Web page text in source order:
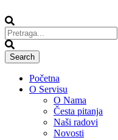
Početna
O Servisu
O Nama
Česta pitanja
Naši radovi
Novosti